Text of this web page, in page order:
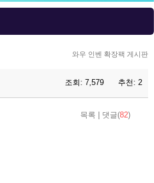
와우 인벤 확장팩 게시판
조회: 7,579 추천: 2
목록 댓글(82)